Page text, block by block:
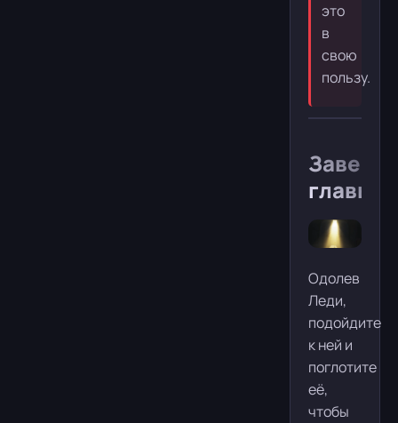
это
в
свою
пользу.
главы
Одолев
Леди,
подойдите
к ней и
поглотите
её,
чтобы